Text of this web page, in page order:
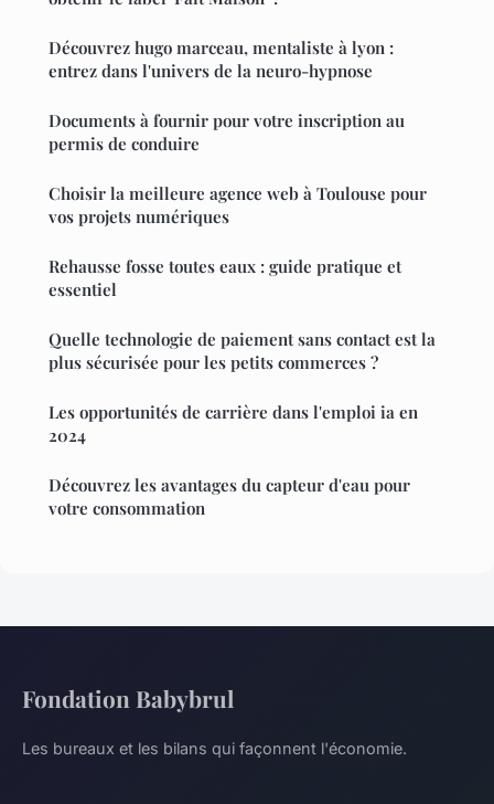
Découvrez hugo marceau, mentaliste à lyon :
entrez dans l'univers de la neuro-hypnose
Documents à fournir pour votre inscription au
permis de conduire
Choisir la meilleure agence web à Toulouse pour
vos projets numériques
Rehausse fosse toutes eaux : guide pratique et
essentiel
Quelle technologie de paiement sans contact est la
plus sécurisée pour les petits commerces ?
Les opportunités de carrière dans l'emploi ia en
2024
Découvrez les avantages du capteur d'eau pour
votre consommation
Fondation Babybrul
Les bureaux et les bilans qui façonnent l'économie.